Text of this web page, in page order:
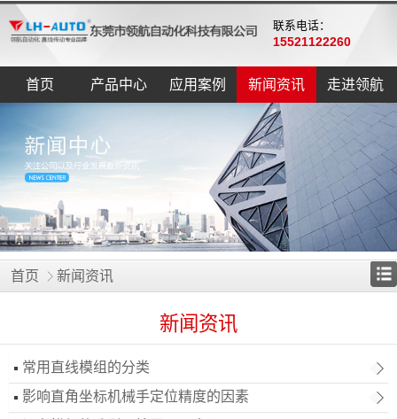
联系电话：
15521122260
首页 产品中心 应用案例 新闻资讯 走进领航
首页 新闻资讯
新闻资讯
常用直线模组的分类
影响直角坐标机械手定位精度的因素